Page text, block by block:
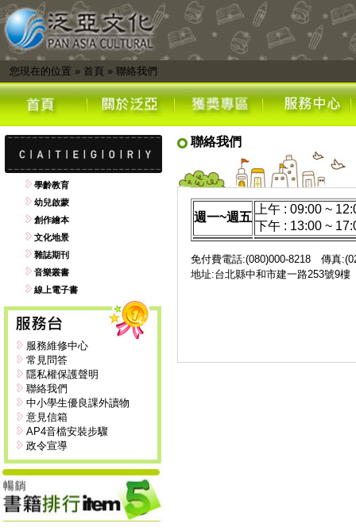
您現在的位置 » 首頁 » 聯絡我們
學齡教育
幼兒啟蒙
創作繪本
文化地景
雜誌期刊
音樂叢書
線上電子書
服務維修中心
常見問答
隱私權保護聲明
聯絡我們
中小學生優良課外讀物
意見信箱
AP4音檔安裝步驟
政令宣導
聯絡我們
週一~週五
上午 : 09:00 ~
下午 : 13:00 ~
免付費電話:(080)000-8218 傳真
地址:台北縣中和市建一路253號9